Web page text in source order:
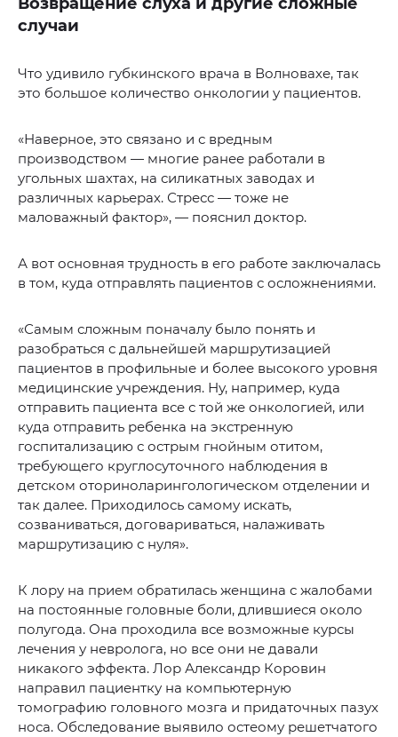
случаи
Что удивило губкинского врача в Волновахе, так
это большое количество онкологии у пациентов.
«Наверное, это связано и с вредным
производством — многие ранее работали в
угольных шахтах, на силикатных заводах и
различных карьерах. Стресс — тоже не
маловажный фактор», — пояснил доктор.
А вот основная трудность в его работе заключалась
в том, куда отправлять пациентов с осложнениями.
«Самым сложным поначалу было понять и
разобраться с дальнейшей маршрутизацией
пациентов в профильные и более высокого уровня
медицинские учреждения. Ну, например, куда
отправить пациента все с той же онкологией, или
куда отправить ребенка на экстренную
госпитализацию с острым гнойным отитом,
требующего круглосуточного наблюдения в
детском оториноларингологическом отделении и
так далее. Приходилось самому искать,
созваниваться, договариваться, налаживать
маршрутизацию с нуля».
К лору на прием обратилась женщина с жалобами
на постоянные головные боли, длившиеся около
полугода. Она проходила все возможные курсы
лечения у невролога, но все они не давали
никакого эффекта. Лор Александр Коровин
направил пациентку на компьютерную
томографию головного мозга и придаточных пазух
носа. Обследование выявило остеому решетчатого